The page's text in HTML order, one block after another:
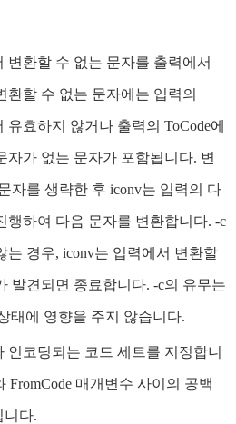
변환할 수 없는 문자를 출력에서
환할 수 없는 문자에는 입력의
유효하지 않거나 출력의 ToCode에
자가 없는 문자가 포함됩니다. 변
자를 생략한 후 iconv는 입력의 다
행하여 다음 문자를 변환합니다. -c
는 경우, iconv는 입력에서 변환할
발견되면 종료합니다. -c의 유무는
태에 영향을 주지 않습니다.
인코딩되는 코드 세트를 지정합니
FromCode 매개변수 사이의 공백
니다.